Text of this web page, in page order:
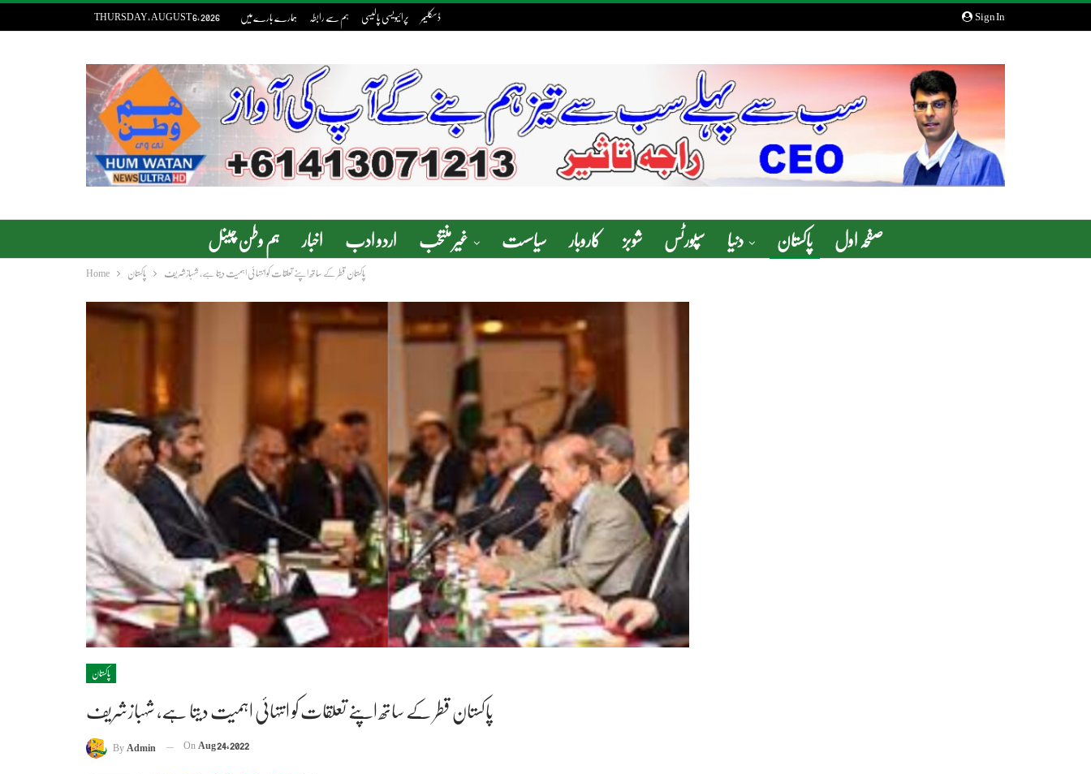
Sign In
THURSDAY, AUGUST 6, 2026 ہمارے بارے میں ہم سے رابطہ پرائیویسی پالیسی ڈسکلیمر
ہم وطن چینل اخبار اردو ادب غیر منتخب سیاسست کاروبار شوبز سپورٹس دنیا پاکستان صفحہ اول
Home پاکستان پاکستان قطر کے ساتھ اپنے تعلقات کو انتہائی اہمیت دیتا ہے، شہبازشریف
پاکستان
پاکستان قطر کے ساتھ اپنے تعلقات کو انتہائی اہمیت دیتا ہے، شہبازشریف
ByAdmin OnAug 24, 2022